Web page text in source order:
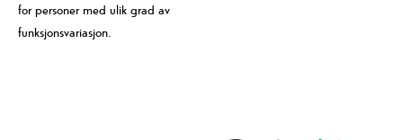
for personer med ulik grad av
funksjonsvariasjon.